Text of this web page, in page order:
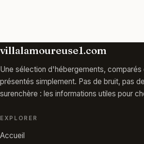
villalamoureuse1.com
Une sélection d'hébergements, comparés
présentés simplement. Pas de bruit, pas de
surenchère : les informations utiles pour
EXPLORER
Accueil